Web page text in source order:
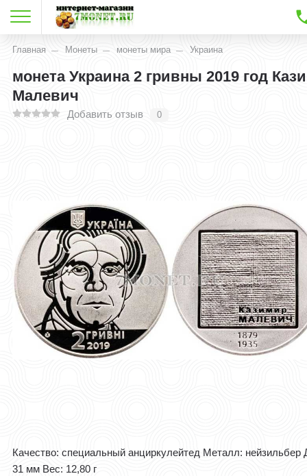
Главная Монеты монеты мира Украина
монета Украина 2 гривны 2019 год
Малевич
Добавить отзыв 0
Качество: специальный анциркулейтед Металл: нейзильбер
31 мм Вес: 12,80 г